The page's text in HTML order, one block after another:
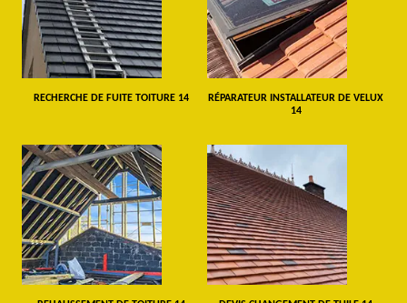
RECHERCHE DE FUITE TOITURE 14
RÉPARATEUR INSTALLATEUR DE VELUX
14